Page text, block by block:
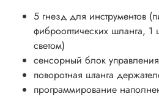
5 гнезд для инструментов
фиброоптических шланга,
светом)
сенсорный блок управления
поворотная штанга
программирование